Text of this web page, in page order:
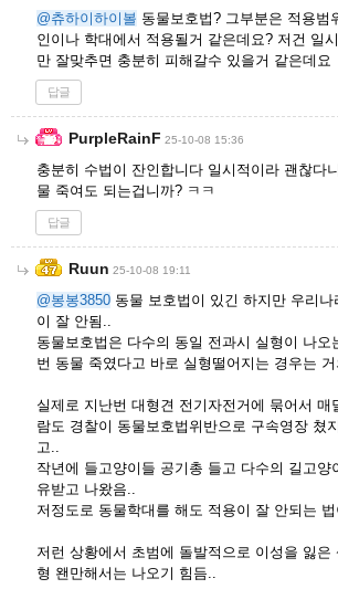
@츄하이하이볼 동물보호법? 그부분은 적용범
인이나 학대에서 적용될거 같은데요? 저건 일
만 잘맞추면 충분히 피해갈수 있을거 같은데요
답글
PurpleRainF 25-10-08 15:36
충분히 수법이 잔인합니다 일시적이라 괜찮다
물 죽여도 되는겁니까? ㅋㅋ
답글
Ruun 25-10-08 19:11
@봉봉3850 동물 보호법이 있긴 하지만 우리
이 잘 안됨..
동물보호법은 다수의 동일 전과시 실형이 나오
번 동물 죽였다고 바로 실형떨어지는 경우는 거
실제로 지난번 대형견 전기자전거에 묶어서 매
람도 경찰이 동물보호법위반으로 구속영장 쳤
고..
작년에 들고양이들 공기총 들고 다수의 길고양
유받고 나왔음..
저정도로 동물학대를 해도 적용이 잘 안되는 법
저런 상황에서 초범에 돌발적으로 이성을 잃은
형 왠만해서는 나오기 힘듬..